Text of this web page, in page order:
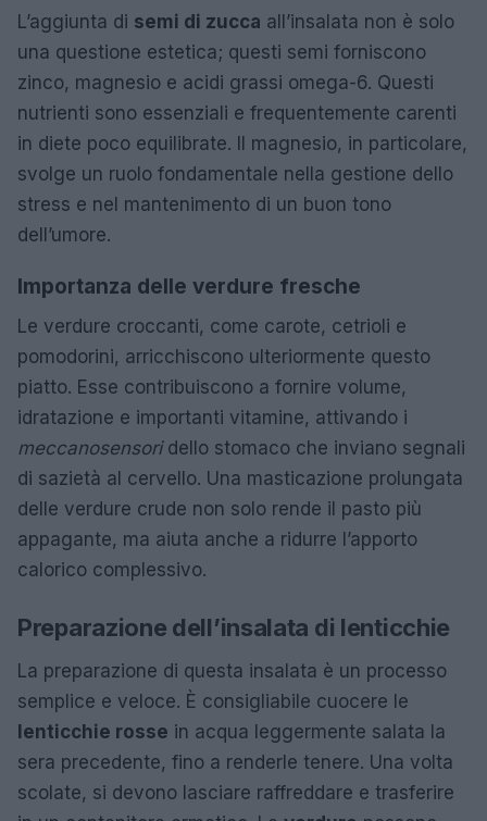
L’aggiunta di semi di zucca all’insalata non è solo
una questione estetica; questi semi forniscono
zinco, magnesio e acidi grassi omega-6. Questi
nutrienti sono essenziali e frequentemente carenti
in diete poco equilibrate. Il magnesio, in particolare,
svolge un ruolo fondamentale nella gestione dello
stress e nel mantenimento di un buon tono
dell’umore.
Importanza delle verdure fresche
Le verdure croccanti, come carote, cetrioli e
pomodorini, arricchiscono ulteriormente questo
piatto. Esse contribuiscono a fornire volume,
idratazione e importanti vitamine, attivando i
meccanosensoridello stomaco che inviano segnali
di sazietà al cervello. Una masticazione prolungata
delle verdure crude non solo rende il pasto più
appagante, ma aiuta anche a ridurre l’apporto
calorico complessivo.
Preparazione dell’insalata di lenticchie
La preparazione di questa insalata è un processo
semplice e veloce. È consigliabile cuocere le
lenticchie rosse in acqua leggermente salata la
sera precedente, fino a renderle tenere. Una volta
scolate, si devono lasciare raffreddare e trasferire